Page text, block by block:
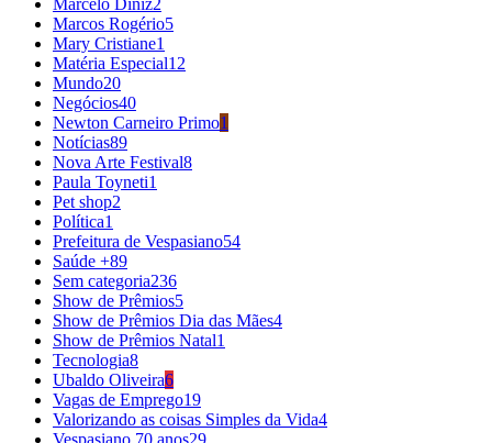
Marcos Rogério5
Mary Cristiane1
Matéria Especial12
Mundo20
Negócios40
Newton Carneiro Primo1
Notícias89
Nova Arte Festival8
Paula Toyneti1
Pet shop2
Política1
Prefeitura de Vespasiano54
Saúde +89
Sem categoria236
Show de Prêmios5
Show de Prêmios Dia das Mães4
Show de Prêmios Natal1
Tecnologia8
Ubaldo Oliveira6
Vagas de Emprego19
Valorizando as coisas Simples da Vida4
Vespasiano 70 anos29